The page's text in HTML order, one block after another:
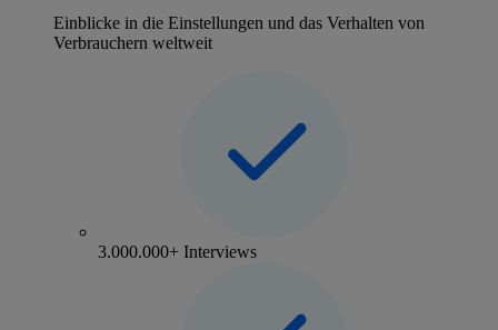
Einblicke in die Einstellungen und das Verhalten von
Verbrauchern weltweit
3.000.000+ Interviews